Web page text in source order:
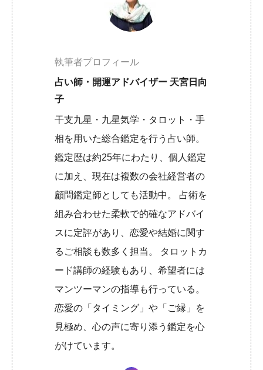
執筆者プロフィール
占い師・開運アドバイザー 天宮日向
子
干支九星・九星気学・タロット・手
相を用いた総合鑑定を行う占い師。
鑑定歴は約25年にわたり、個人鑑定
に加え、現在は複数の会社経営者の
顧問鑑定師としても活動中。 占術を
組み合わせた柔軟で的確なアドバイ
スに定評があり、恋愛や結婚に関す
るご相談も数多く担当。 タロットカ
ード講師の経験もあり、希望者には
マンツーマンの指導も行っている。
恋愛の「タイミング」や「ご縁」を
見極め、心の声に寄り添う鑑定を心
がけています。